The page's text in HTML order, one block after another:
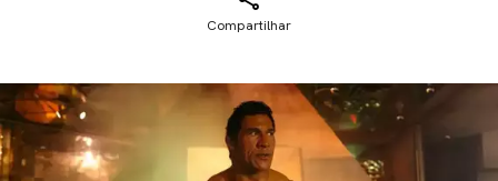
Compartilhar